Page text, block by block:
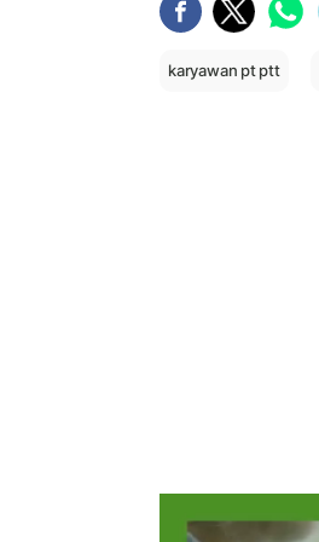
karyawan pt ptt